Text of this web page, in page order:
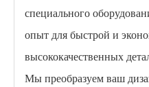
специального
опыт для быстрой и
высококачественных
Мы преобразуем ваш